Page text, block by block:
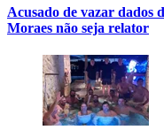
Acusado de vazar dados
Moraes não seja relator